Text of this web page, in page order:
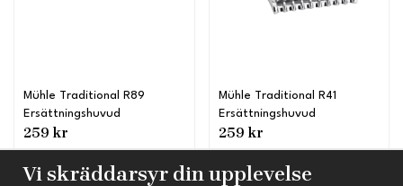
Mühle Traditional R89
Ersättningshuvud
259 kr
INFO
Mühle Traditional R41
Ersättningshuvud
259 kr
KÖP
Vi skräddarsyr din upplevelse